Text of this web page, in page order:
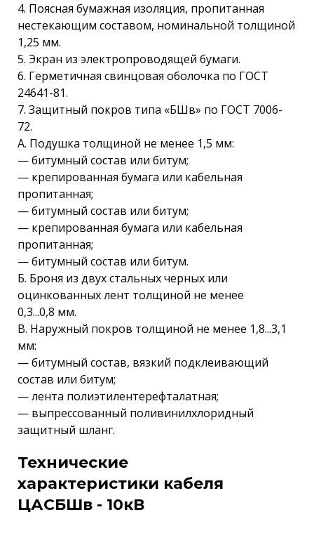
4. Поясная бумажная изоляция, пропитанная
нестекающим составом, номинальной толщиной
1,25 мм.
5. Экран из электропроводящей бумаги.
6. Герметичная свинцовая оболочка по ГОСТ
24641-81.
7. Защитный покров типа «БШв» по ГОСТ 7006-
72.
А. Подушка толщиной не менее 1,5 мм:
— битумный состав или битум;
— крепированная бумага или кабельная
пропитанная;
— битумный состав или битум;
— крепированная бумага или кабельная
пропитанная;
— битумный состав или битум.
Б. Броня из двух стальных черных или
оцинкованных лент толщиной не менее
0,3...0,8 мм.
В. Наружный покров толщиной не менее 1,8...3,1
мм:
— битумный состав, вязкий подклеивающий
состав или битум;
— лента полиэтилентерефталатная;
— выпрессованный поливинилхлоридный
защитный шланг.
Технические
характеристики кабеля
ЦАСБШв - 10кВ